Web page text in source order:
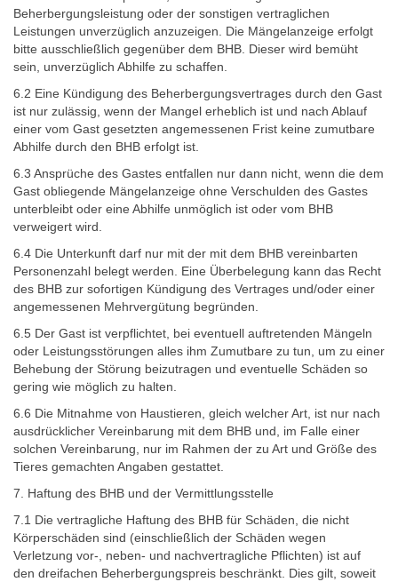
Beherbergungsleistung oder der sonstigen vertraglichen
Leistungen unverzüglich anzuzeigen. Die Mängelanzeige erfolgt
bitte ausschließlich gegenüber dem BHB. Dieser wird bemüht
sein, unverzüglich Abhilfe zu schaffen.
6.2 Eine Kündigung des Beherbergungsvertrages durch den Gast
ist nur zulässig, wenn der Mangel erheblich ist und nach Ablauf
einer vom Gast gesetzten angemessenen Frist keine zumutbare
Abhilfe durch den BHB erfolgt ist.
6.3 Ansprüche des Gastes entfallen nur dann nicht, wenn die dem
Gast obliegende Mängelanzeige ohne Verschulden des Gastes
unterbleibt oder eine Abhilfe unmöglich ist oder vom BHB
verweigert wird.
6.4 Die Unterkunft darf nur mit der mit dem BHB vereinbarten
Personenzahl belegt werden. Eine Überbelegung kann das Recht
des BHB zur sofortigen Kündigung des Vertrages und/oder einer
angemessenen Mehrvergütung begründen.
6.5 Der Gast ist verpflichtet, bei eventuell auftretenden Mängeln
oder Leistungsstörungen alles ihm Zumutbare zu tun, um zu einer
Behebung der Störung beizutragen und eventuelle Schäden so
gering wie möglich zu halten.
6.6 Die Mitnahme von Haustieren, gleich welcher Art, ist nur nach
ausdrücklicher Vereinbarung mit dem BHB und, im Falle einer
solchen Vereinbarung, nur im Rahmen der zu Art und Größe des
Tieres gemachten Angaben gestattet.
7. Haftung des BHB und der Vermittlungsstelle
7.1 Die vertragliche Haftung des BHB für Schäden, die nicht
Körperschäden sind (einschließlich der Schäden wegen
Verletzung vor-, neben- und nachvertragliche Pflichten) ist auf
den dreifachen Beherbergungspreis beschränkt. Dies gilt, soweit